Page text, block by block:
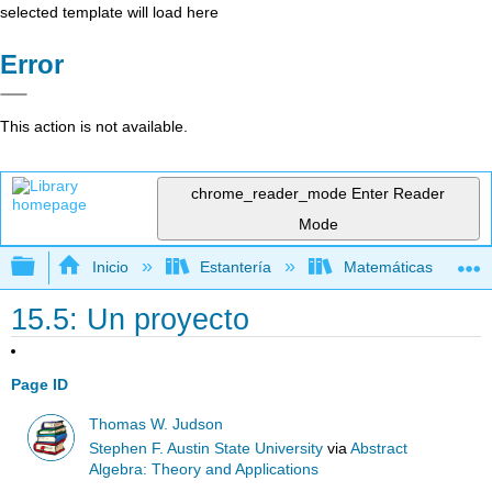
selected template will load here
Error
This action is not available.
chrome_reader_mode Enter Reader
Mode
Expandir/contraer jerarquía global
Inicio Estantería Matemáticas
15.5: Un proyecto
Page ID
Thomas W. Judson
Stephen F. Austin State University viaAbstract
Algebra: Theory and Applications